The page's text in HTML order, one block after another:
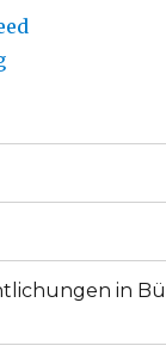
in